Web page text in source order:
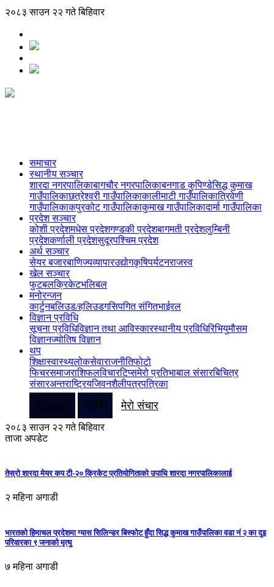
२०८३ साउन २२ गते बिहिवार
समाचार
स्थानीय सञ्‍चार
शारदा नगरपालिकाबागचौर नगरपालिकाबनगाड कुपिण्डेसिद्ध कुमाख
गाउँपालिकाछत्रेश्वरी गाउँपालिकाकालीमाटी गाउँपालिकात्रिवेणी
गाउँपालिकाकपुरकोट गाउँपालिकाकुमाख गाउँपालिकादार्मा गाउँपालिका
प्रदेश सञ्‍चार
कोशी प्रदेशमधेस प्रदेशगण्डकी प्रदेशबागमती प्रदेशलुम्बिनी
प्रदेशकर्णाली प्रदेशसुदूरपश्चिम प्रदेश
अर्थ सञ्‍चार
सेयर बजारबाणिज्यव्यापारउद्योगकृषिपर्यटनराजस्व
खेल सञ्‍चार
फुटबलक्रिकेटभलिबल
मनोरन्जन
कार्टुनबलिउड/हलिउडगसिपगित संगितभाईरल
विज्ञान प्रविधि
सूचना प्रविधिविज्ञान तथा आविस्कारस्थानीय प्रविधिरिभियुमौसम
विज्ञानज्योतिष विज्ञान
थप
शिक्षास्वास्थ्यलोकसेवाराजनीतिफोटो
फिचरसमाजराशिफलविचारटिप्समेरो प्रतिभाबाल संसारबिचित्र
संसारअन्तराष्ट्रियजिवनशैलीपत्रपत्रिका
English भर्खरै मेरो संचार
२०८३ साउन २२ गते बिहिवार
ताजा अपडेट
तेस्रो शारदा मेयर कप टी-२० क्रिकेट प्रतियोगिताको उपाधि शारदा नगरपालिकालाई
२ महिना अगाडी
भारतको हिमाचल प्रदेशमा ग्यास सिलिन्डर बिस्फोट हुँदा सिद्ध कुमाख गाउँपालिका वडा नं २ का दुइ
परिवारका ९ जनाको मृत्यु
७ महिना अगाडी